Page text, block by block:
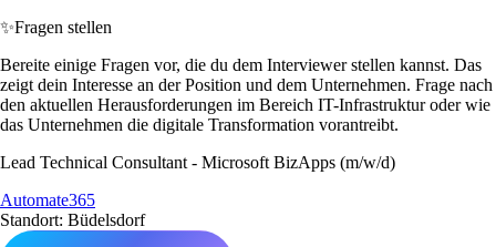
✨Fragen stellen
Bereite einige Fragen vor, die du dem Interviewer stellen kannst. Das
zeigt dein Interesse an der Position und dem Unternehmen. Frage nach
den aktuellen Herausforderungen im Bereich IT-Infrastruktur oder wie
das Unternehmen die digitale Transformation vorantreibt.
Lead Technical Consultant - Microsoft BizApps (m/w/d)
Automate365
Standort: Büdelsdorf